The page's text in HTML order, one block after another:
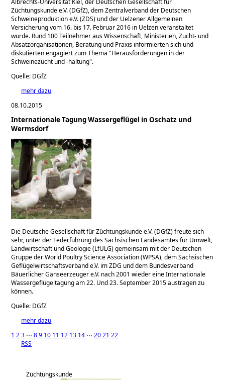
Züchtungskunde e.V. (DGfZ), dem Zentralverband der Deutschen
Schweineproduktion e.V. (ZDS) und der Uelzener Allgemeinen
Versicherung vom 16. bis 17. Februar 2016 in Uelzen veranstaltet
wurde. Rund 100 Teilnehmer aus Wissenschaft, Ministerien, Zucht- und
Absatzorganisationen, Beratung und Praxis informierten sich und
diskutierten engagiert zum Thema Herausforderungen in der
Schweinezucht und -haltung .
Quelle: DGfZ
mehr dazu
08.10.2015
Internationale Tagung Wassergeflügel in Oschatz und
Wermsdorf
Die Deutsche Gesellschaft für Züchtungskunde e.V. (DGfZ) freute sich
sehr, unter der Federführung des Sächsischen Landesamtes für Umwelt,
Landwirtschaft und Geologie (LfULG) gemeinsam mit der Deutschen
Gruppe der World Poultry Science Association (WPSA), dem Sächsischen
Geflügelwirtschaftsverband e.V. im ZDG und dem Bundesverband
Bäuerlicher Gänseerzeuger e.V. nach 2001 wieder eine Internationale
Wassergeflügeltagung am 22. Und 23. September 2015 austragen zu
können.
Quelle: DGfZ
mehr dazu
1 23 ⋅⋅⋅89 10 11 12 13 14 ⋅⋅⋅2021 22
RSS
Züchtungskunde